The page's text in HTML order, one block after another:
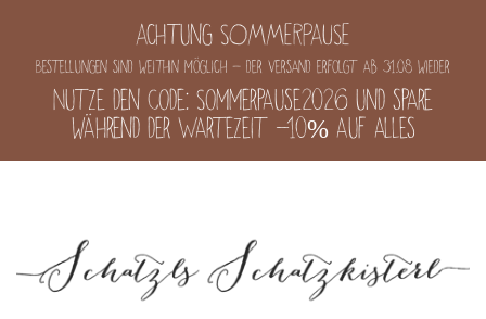
Achtung SOMMERPAUSE
Bestellungen sind weithin möglich - der Versand erfolgt ab 31.08 wieder
Nutze den Code: Sommerpause2026 und spare
während der Wartezeit -10% auf alles